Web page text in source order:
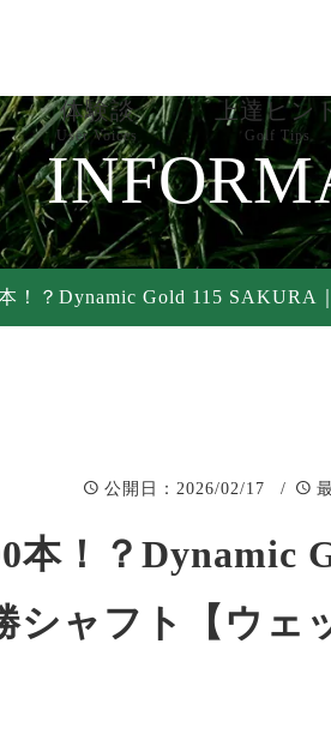
体験談
User Voices
上達ヒン
Golf Tips
お知らせ
器具レビュー
練習法
！？Dynamic Gold 115 SAKURA
公開日 ：2026/02/17 /
本！？Dynamic
ャフト【ウェ